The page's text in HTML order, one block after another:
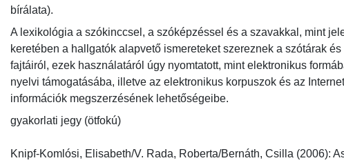
bírálata).
A lexikológia a szókinccsel, a szóképzéssel és a szavakkal, mint
keretében a hallgatók alapvető ismereteket szereznek a szótárak
fajtáiról, ezek használatáról úgy nyomtatott, mint elektronikus
nyelvi támogatásába, illetve az elektronikus korpuszok és az
információk megszerzésének lehetőségeibe.
gyakorlati jegy (ötfokú)
Knipf-Komlósi, Elisabeth/V. Rada, Roberta/Bernáth, Csilla (2006):